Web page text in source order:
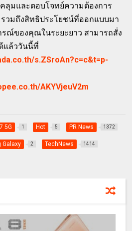
ลุมและตอบโจทย์ความต้องการ
รวมถึงสิทธิประโยชน์ที่ออกแบบมา
ณ์ของคุณในระยะยาว สามารถสั่ง
แล้ววันนี้ที่
s.ZSroAn?c=c&t=p-
AKYVjeuV2m
5G 1 Hot 5 PR News 1372
Galaxy 2 TechNews 1414